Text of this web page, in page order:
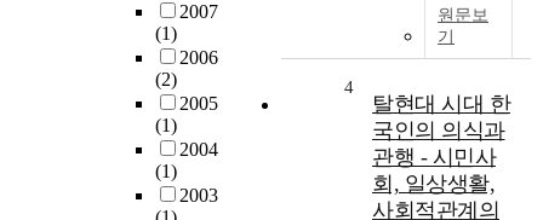
2007
(1)
2006
(2)
2005
(1)
2004
(1)
2003
원문보
기
4
탈현대 시대 한
국인의 의식과
관행 - 시민사
회, 일상생활,
사회적관계의